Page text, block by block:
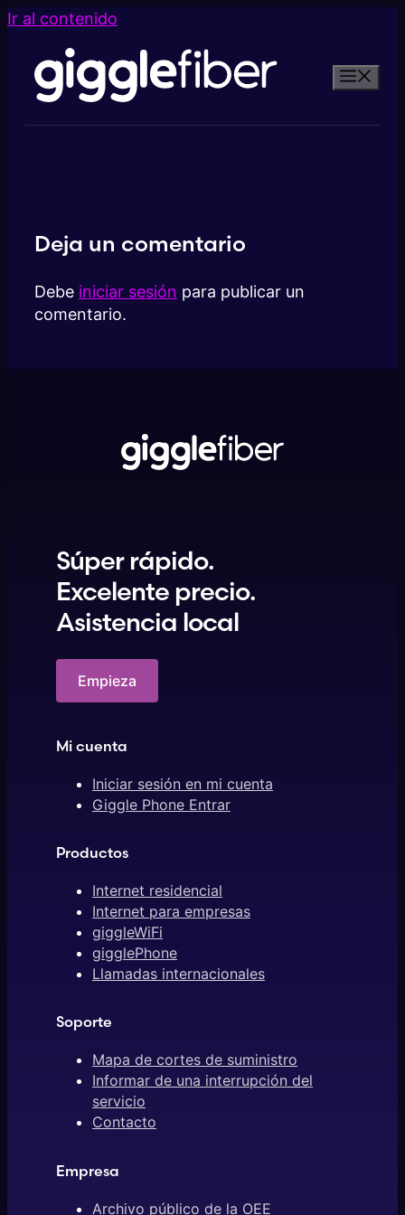
Ir al contenido
Deja un comentario
Debe iniciar sesión para publicar un
comentario.
Súper rápido.
Excelente precio.
Asistencia local
Empieza
Mi cuenta
Iniciar sesión en mi cuenta
Giggle Phone Entrar
Productos
Internet residencial
Internet para empresas
giggleWiFi
gigglePhone
Llamadas internacionales
Soporte
Mapa de cortes de suministro
Informar de una interrupción del
servicio
Contacto
Empresa
Archivo público de la OEE